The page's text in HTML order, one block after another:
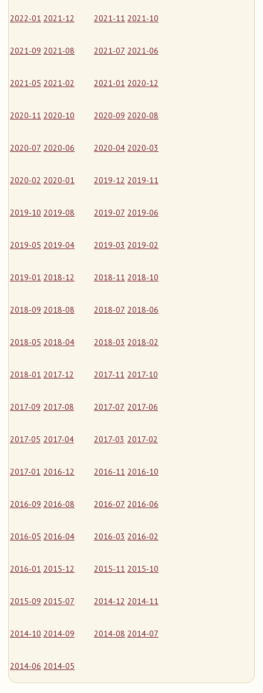
2022-01 2021-12 2021-11 2021-10
2021-09 2021-08 2021-07 2021-06
2021-05 2021-02 2021-01 2020-12
2020-11 2020-10 2020-09 2020-08
2020-07 2020-06 2020-04 2020-03
2020-02 2020-01 2019-12 2019-11
2019-10 2019-08 2019-07 2019-06
2019-05 2019-04 2019-03 2019-02
2019-01 2018-12 2018-11 2018-10
2018-09 2018-08 2018-07 2018-06
2018-05 2018-04 2018-03 2018-02
2018-01 2017-12 2017-11 2017-10
2017-09 2017-08 2017-07 2017-06
2017-05 2017-04 2017-03 2017-02
2017-01 2016-12 2016-11 2016-10
2016-09 2016-08 2016-07 2016-06
2016-05 2016-04 2016-03 2016-02
2016-01 2015-12 2015-11 2015-10
2015-09 2015-07 2014-12 2014-11
2014-10 2014-09 2014-08 2014-07
2014-06 2014-05